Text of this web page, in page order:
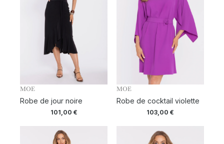
MOE
Robe de jour noire
101,00 €
MOE
Robe de cocktail violette
103,00 €